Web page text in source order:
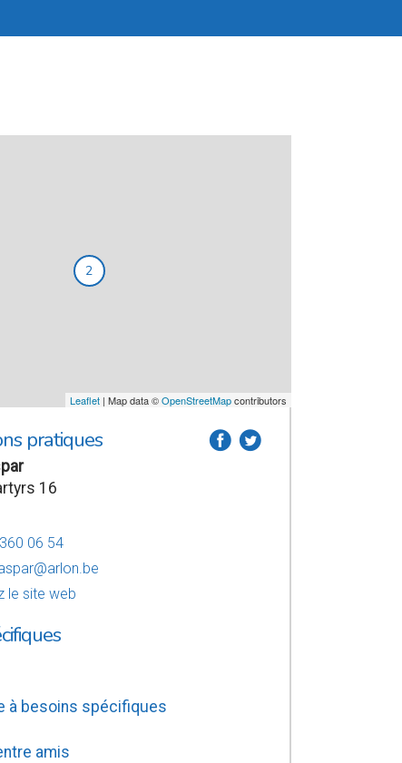
2
Leaflet | Map data ©OpenStreetMapcontributors
pratiques
16
a b
06 54
le site web
à besoins spécifiques
amis